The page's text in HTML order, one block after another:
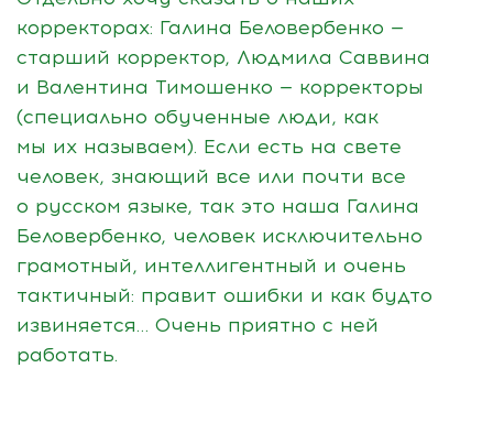
корректорах: Галина Беловербенко —
старший корректор, Людмила Саввина
и Валентина Тимошенко — корректоры
(специально обученные люди, как
мы их называем). Если есть на свете
человек, знающий все или почти все
о русском языке, так это наша Галина
Беловербенко, человек исключительно
грамотный, интеллигентный и очень
тактичный: правит ошибки и как будто
извиняется… Очень приятно с ней
работать.